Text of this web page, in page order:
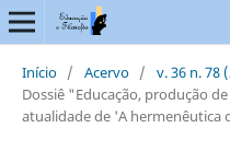
Início / Acervo / v. 36 n. 78
Dossiê "Educação, produção
atualidade de 'A hermenêutica